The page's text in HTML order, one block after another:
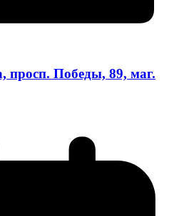
Победы, 89, маг.